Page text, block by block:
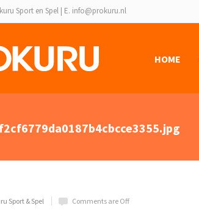
Sport en Spel | E. info@prokuru.nl
HOME
Sport & Spel Comments are Off